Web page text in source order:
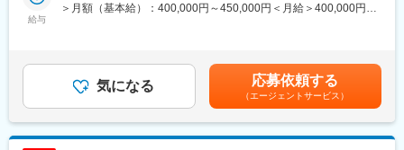
奈良への無料シャトルバス、社員食堂やトレーニングジム、完備
変更の範囲：会社の定める業務
■株式会社太陽工機について：
当社の完全子会社として、独自の研削加工技術を軸に各種研削盤
給与
＞月額（基本給）：400,000円～450,000円＜月給＞400,000円～
気になる 応募依頼する
（エージェントサービス）